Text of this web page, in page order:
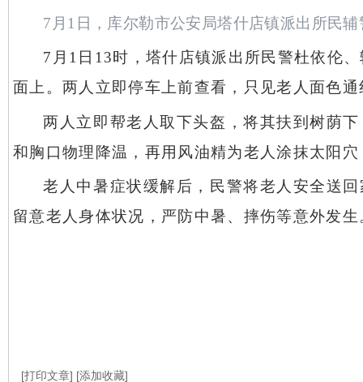
7月1日，库尔勒市公安局塔什店镇派出所民
7月1日13时，塔什店镇派出所民警杜依伦
面上。两人立即停车上前查看，只见老人面色
两人立即帮老人取下头盔，将其扶到树荫
和胸口物理降温，再用风油精为老人涂抹太阳
老人中暑症状缓解后，民警将老人安全送
留意老人身体状况，严防中暑、摔伤等意外发生
[打印文章] [添加收藏]